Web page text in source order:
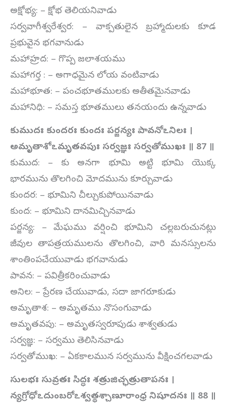
అక్షోభ్య: – క్షోభ తెలియనివాడు
సర్వవాగీశ్వరేశ్వర: – వాక్పతులైన బ్రహ్మాదులకు కూడ
ప్రభువైన భగవానుడు
మహాహ్రద: – గొప్ప జలాశయము
మహాగర్త : – అగాధమైన లోయ వంటివాడు
మహాభూత: – పంచభూతములకు అతీతమైనవాడు
మహానిధి: – సమస్త భూతములు తనయందు ఉన్నవాడు
కుముదః కుందరః కుందః పర్జన్యః పావనోఽనిలః ।
అమృతాశోఽమృతవపుః సర్వజ్ఞః సర్వతోముఖః ॥ 87 ॥
కుముద: – కు అనగా భూమి అట్టి భూమి యొక్క
భారమును తొలగించి మోదమును కూర్చువాడు
కుందర: – భూమిని చీల్చుకుపోయినవాడు
కుంద: – భూమిని దానమిచ్చినవాడు
పర్జన్య: – మేఘము వర్షించి భూమిని చల్లబరుచునట్లు
జీవుల తాపత్రయములను తొలగించి, వారి మనస్సులను
శాంతింపచేయువాడు భగవానుడు
పావన: – పవిత్రీకరించువాడు
అనిల: – ప్రేరణ చేయువాడు, సదా జాగరూకుడు
అమృతాశ: – అమృతము నొసంగువాడు
అమృతవపు: – అమృతస్వరూపుడు శాశ్వతుడు
సర్వజ్ఞ: – సర్వము తెలిసినవాడు
సర్వతోముఖ: – ఏకకాలమున సర్వమును వీక్షించగలవాడు
సులభః సువ్రతః సిద్ధః శత్రుజిచ్ఛత్రుతాపనః ।
న్యగ్రోధోఽదుంబరోఽశ్వత్థశ్చాణూరాంధ్ర నిషూదనః ॥ 88 ॥